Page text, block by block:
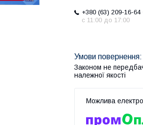
+380 (63) 209-16-64
с 11:00 до 17:00
Законом не
належної якості